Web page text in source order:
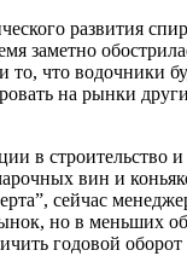
развития
заметно
то, что водочники
на рынки
в строительство
вин и
сейчас
но в
годовой